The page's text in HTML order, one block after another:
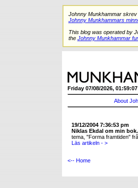
Johnny Munkhammar skrev
Johnny Munkhammars
This blog was operated by
the Johnny Munkhammar
Friday 07/08/2026, 01:59:07
About
19/12/2004 7:36:53 pm
Niklas Ekdal om min bok.
tema, "Forma framtiden"
Läs artikeln - >
<-- Home